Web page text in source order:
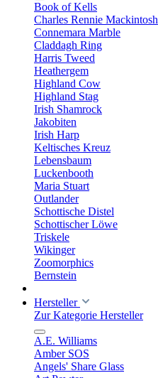
Book of Kells
Charles Rennie Mackintosh
Connemara Marble
Claddagh Ring
Harris Tweed
Heathergem
Highland Cow
Highland Stag
Irish Shamrock
Jakobiten
Irish Harp
Keltisches Kreuz
Lebensbaum
Luckenbooth
Maria Stuart
Outlander
Schottische Distel
Schottischer Löwe
Triskele
Wikinger
Zoomorphics
Bernstein
Hersteller
Zur Kategorie Hersteller
A.E. Williams
Amber SOS
Angels' Share Glass